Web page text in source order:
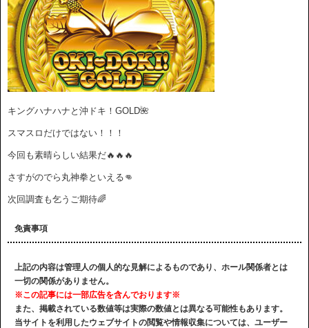
キングハナハナと沖ドキ！GOLD🌺
スマスロだけではない！！！
今回も素晴らしい結果だ🔥🔥🔥
さすがのでら丸神拳といえる👊
次回調査も乞うご期待🌈
免責事項
上記の内容は管理人の個人的な見解によるものであり、ホール関係者とは
一切の関係がありません。
※この記事には一部広告を含んでおります※
また、掲載されている数値等は実際の数値とは異なる可能性もあります。
当サイトを利用したウェブサイトの閲覧や情報収集については、ユーザー